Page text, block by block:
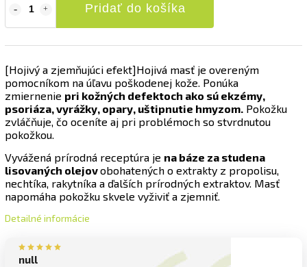
Pridať do košíka
[Hojivý a zjemňujúci efekt]Hojivá masť je overeným
pomocníkom na úľavu poškodenej kože. Ponúka
zmiernenie pri kožných defektoch ako sú ekzémy,
psoriáza, vyrážky, opary, uštipnutie hmyzom. Pokožku
zvláčňuje, čo oceníte aj pri problémoch so stvrdnutou
pokožkou.
Vyvážená prírodná receptúra je na báze za studena
lisovaných olejovobohatených o extrakty z propolisu,
nechtíka, rakytníka a ďalších prírodných extraktov. Masť
napomáha pokožku skvele vyživiť a zjemniť.
Detailné informácie
null